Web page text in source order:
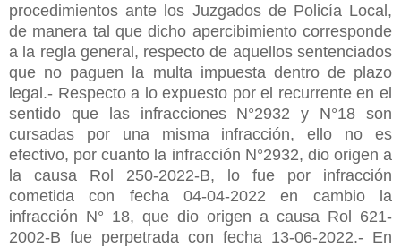
procedimientos ante los Juzgados de Policía Local,
de manera tal que dicho apercibimiento corresponde
a la regla general, respecto de aquellos sentenciados
que no paguen la multa impuesta dentro de plazo
legal.- Respecto a lo expuesto por el recurrente en el
sentido que las infracciones N°2932 y N°18 son
cursadas por una misma infracción, ello no es
efectivo, por cuanto la infracción N°2932, dio origen a
la causa Rol 250-2022-B, lo fue por infracción
cometida con fecha 04-04-2022 en cambio la
infracción N° 18, que dio origen a causa Rol 621-
2002-B fue perpetrada con fecha 13-06-2022.- En